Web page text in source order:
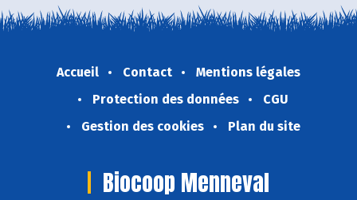
Accueil Contact
Mentions légales
Protection des données
CGU
Gestion des cookies
Plan du site
Biocoop Menneval